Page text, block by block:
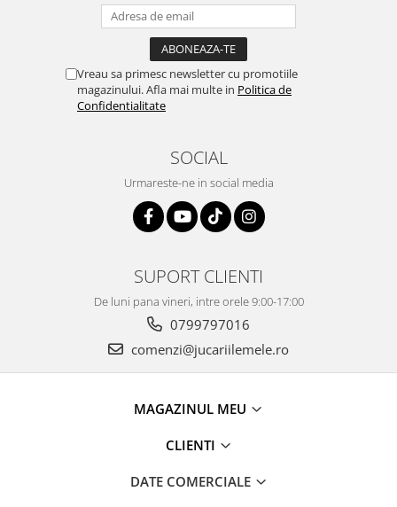
Vreau sa primesc newsletter cu promotiile
magazinului. Afla mai multe in Politica de
Confidentialitate
SOCIAL
Urmareste-ne in social media
SUPORT CLIENTI
De luni pana vineri, intre orele 9:00-17:00
0799797016
comenzi@jucariilemele.ro
MAGAZINUL MEU
CLIENTI
DATE COMERCIALE